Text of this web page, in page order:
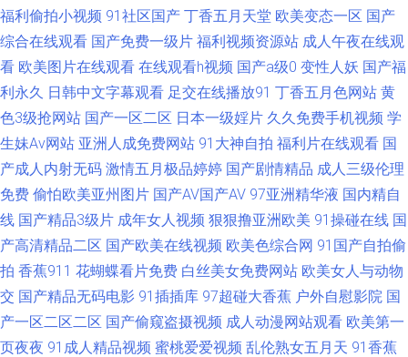
蜜 91的美女视频 大香蕉五区 麻豆入口 有码在线导航 人妻中文字幕91 亚洲
综合髅 伊人无吗AV 91超碰大香蕉 国产精品1999 久久精品视频18 国产ts在
线视频 91中文 91国产孕妇 国产精品久久内蒙 第一福利丝瓜导航 91性第一
页下载 午夜爽爽国产精品免费 91拍拍拍在线 国产精品一二三 蜜桃视频在线
观看 性感美女日本午夜视频 91九色巨乳 黑人性爱亚洲wwww 欧美黄久久 毛
片操逼91福利 日美色码 91白丝在线看 日韩一二三五区 老司机精品在线观看
亚洲欧美日韩黄色 四虎官网AV 青青草99色 久久伊人青青 草莓视频在线播放
熟女国产一区 影音先锋资源无人区 91在线porn 福利片偷拍二区 91成人成人
福利偷拍小视频 91社区国产 丁香五月天堂 欧美变态一区 国产
综合在线观看 国产免费一级片 福利视频资源站 成人午夜在线观
看 欧美图片在线观看 在线观看h视频 国产a级0 变性人妖 国产福
利永久 日韩中文字幕观看 足交在线播放91 丁香五月色网站 黄
色3级抢网站 国产一区二区 日本一级婬片 久久免费手机视频 学
生妹Av网站 亚洲人成免费网站 91大神自拍 福利片在线观看 国
产成人内射无码 激情五月极品婷婷 国产剧情精品 成人三级伦理
免费 偷怕欧美亚州图片 国产AV国产AV 97亚洲精华液 国内精自
线 国产精品3级片 成年女人视频 狠狠撸亚洲欧美 91操碰在线 国
产高清精品二区 国产欧美在线视频 欧美色综合网 91国产自拍偷
拍 香蕉911 花蝴蝶看片免费 白丝美女免费网站 欧美女人与动物
交 国产精品无码电影 91插插库 97超碰大香蕉 户外自慰影院 国
产一区二区二区 国产偷窥盗摄视频 成人动漫网站观看 欧美第一
页夜夜 91成人精品视频 蜜桃爱爱视频 乱伦熟女五月天 91香蕉